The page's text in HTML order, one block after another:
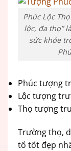
Phúc Lộc
lộc, đa thọ”
sức khỏe
Phúc tượng
Lộc tượng
Thọ tượng
Trường thọ,
tố tốt đẹp